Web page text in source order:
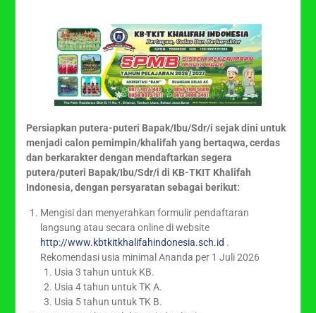
Persiapkan putera-puteri Bapak/Ibu/Sdr/i sejak dini untuk
menjadi calon pemimpin/khalifah yang bertaqwa, cerdas
dan berkarakter dengan mendaftarkan segera
putera/puteri Bapak/Ibu/Sdr/i di KB-TKIT Khalifah
Indonesia, dengan persyaratan sebagai berikut:
Mengisi dan menyerahkan formulir pendaftaran
langsung atau secara online di website
http://www.kbtkitkhalifahindonesia.sch.id .
Rekomendasi usia minimal Ananda per 1 Juli 2026
Usia 3 tahun untuk KB.
Usia 4 tahun untuk TK A.
Usia 5 tahun untuk TK B.